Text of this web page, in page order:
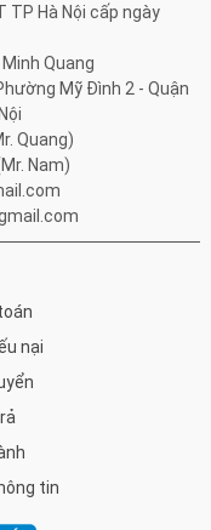
TP Hà Nội cấp ngày
Quang
Mỹ Đình 2 - Quận
Quang)
Nam)
nại
tin